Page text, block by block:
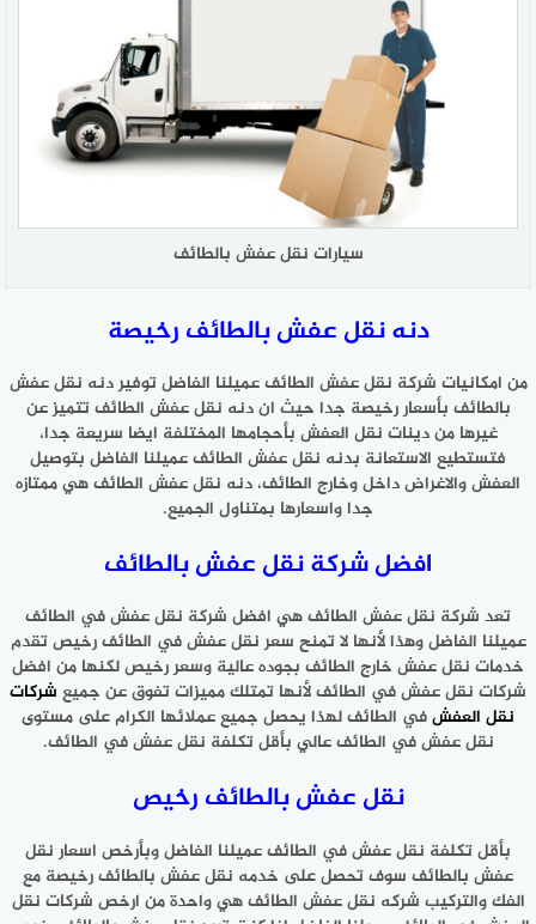
سيارات نقل عفش بالطائف
دنه نقل عفش بالطائف رخيصة
من امكانيات شركة نقل عفش الطائف عميلنا الفاضل توفير دنه نقل عفش
بالطائف بأسعار رخيصة جدا حيث ان دنه نقل عفش الطائف تتميز عن
غيرها من دينات نقل العفش بأحجامها المختلفة ايضا سريعة جدا،
فتستطيع الاستعانة بدنه نقل عفش الطائف عميلنا الفاضل بتوصيل
العفش والاغراض داخل وخارج الطائف، دنه نقل عفش الطائف هي ممتازه
جدا واسعارها بمتناول الجميع.
افضل شركة نقل عفش بالطائف
تعد شركة نقل عفش الطائف هي افضل شركة نقل عفش في الطائف
عميلنا الفاضل وهذا لأنها لا تمنح سعر نقل عفش في الطائف رخيص تقدم
خدمات نقل عفش خارج الطائف بجوده عالية وسعر رخيص لكنها من افضل
شركات نقل عفش في الطائف لأنها تمتلك مميزات تفوق عن جميع شركات
نقل العفشفي الطائف لهذا يحصل جميع عملائها الكرام على مستوى
نقل عفش في الطائف عالي بأقل تكلفة نقل عفش في الطائف.
نقل عفش بالطائف رخيص
بأقل تكلفة نقل عفش في الطائف عميلنا الفاضل وبأرخص اسعار نقل
عفش بالطائف سوف تحصل على خدمه نقل عفش بالطائف رخيصة مع
الفك والتركيب شركه نقل عفش الطائف هي واحدة من ارخص شركات نقل